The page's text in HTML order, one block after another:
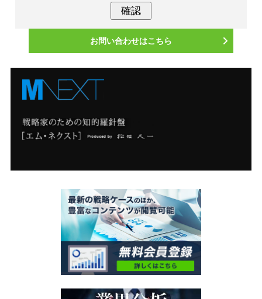
お問い合わせはこちら